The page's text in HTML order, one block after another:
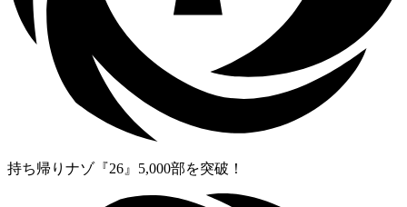
持ち帰りナゾ『26』5,000部を突破！